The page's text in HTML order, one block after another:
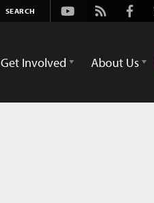
Youtube
Rss
Get Involved About Us